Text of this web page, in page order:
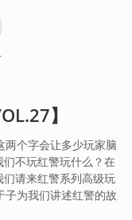
】
两个字会让多少玩家脑
不玩红警玩什么？在
请来红警系列高级玩
子为我们讲述红警的故